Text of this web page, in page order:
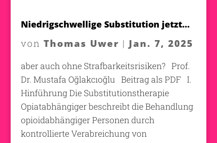
Niedrigschwellige Substitution jetzt…
von Thomas Uwer | Jan. 7, 2025
aber auch ohne Strafbarkeitsrisiken? Prof.
Dr. Mustafa Oğlakcıoğlu Beitrag als PDF I.
Hinführung Die Substitutionstherapie
Opiatabhängiger beschreibt die Behandlung
opioidabhängiger Personen durch
kontrollierte Verabreichung von